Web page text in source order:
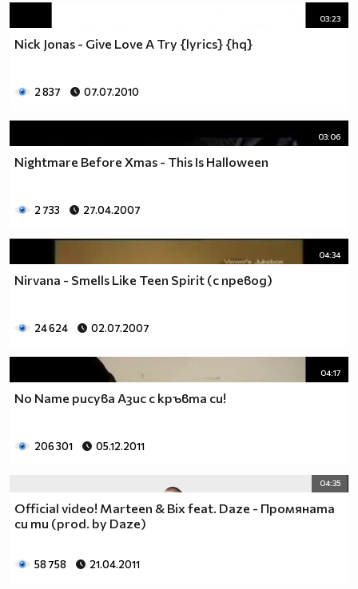
03:23
Nick Jonas - Give Love A Try {lyrics} {hq}
2 837 07.07.2010
03:06
Nightmare Before Xmas - This Is Halloween
2 733 27.04.2007
04:34
Nirvana - Smells Like Teen Spirit (с превод)
24 624 02.07.2007
04:17
No Name рисува Азис с кръвта си!
206 301 05.12.2011
04:35
Official video! Marteen & Bix feat. Daze - Промяната
си ти (prod. by Daze)
58 758 21.04.2011